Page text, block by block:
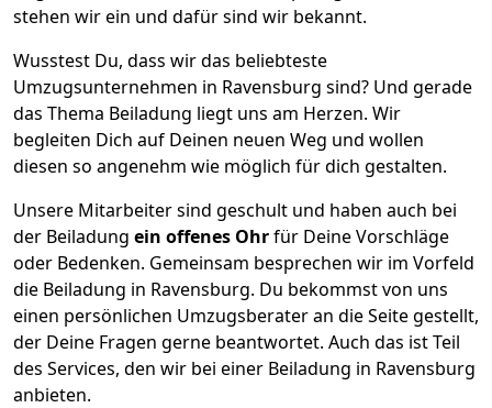
stehen wir ein und dafür sind wir bekannt.
Wusstest Du, dass wir das beliebteste
Umzugsunternehmen in Ravensburg sind? Und gerade
das Thema Beiladung liegt uns am Herzen. Wir
begleiten Dich auf Deinen neuen Weg und wollen
diesen so angenehm wie möglich für dich gestalten.
Unsere Mitarbeiter sind geschult und haben auch bei
der Beiladung ein offenes Ohrfür Deine Vorschläge
oder Bedenken. Gemeinsam besprechen wir im Vorfeld
die Beiladung in Ravensburg. Du bekommst von uns
einen persönlichen Umzugsberater an die Seite gestellt,
der Deine Fragen gerne beantwortet. Auch das ist Teil
des Services, den wir bei einer Beiladung in Ravensburg
anbieten.